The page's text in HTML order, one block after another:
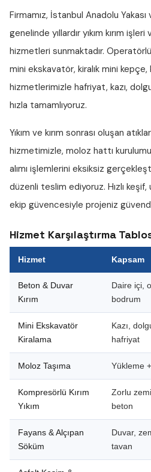
Firmamız, İstanbul Anadolu Yakası
genelinde yıllardır yıkım kırım işleri
hizmetleri sunmaktadır.
mini ekskavatör, kiralık mini kepçe,
hizmetlerimizle hafriyat, kazı,
hızla tamamlıyoruz.
Yıkım ve kırım sonrası oluşan
hizmetimizle, moloz hattı
alımı işlemlerini eksiksiz
düzenli teslim ediyoruz. Hızlı
ekip güvencesiyle projeniz
Hizmet Karşılaştırma
Hizmet Kapsam
Beton & Duvar
Kırım
Daire içi,
bodrum
Mini Ekskavatör
Kiralama
Kazı,
hafriyat
Moloz Taşıma Yükleme
Kompresörlü Kırım
Yıkım
Zorlu
beton
Fayans & Alçıpan
Söküm
Duvar,
tavan